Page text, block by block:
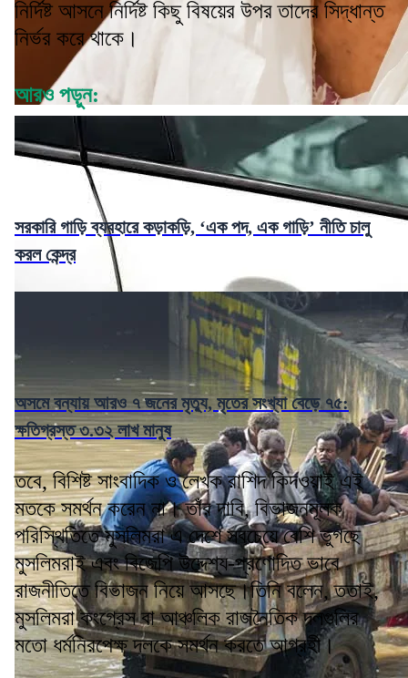
নির্দিষ্ট আসনে নির্দিষ্ট কিছু বিষয়ের উপর তাদের সিদ্ধান্ত
নির্ভর করে থাকে।
আরও পড়ুন:
সরকারি গাড়ি ব্যবহারে কড়াকড়ি, ‘এক পদ, এক গাড়ি’ নীতি চালু
করল কেন্দ্র
অসমে বন্যায় আরও ৭ জনের মৃত্যু, মৃতের সংখ্যা বেড়ে ৭৫:
ক্ষতিগ্রস্ত ৩.৩২ লাখ মানুষ
তবে, বিশিষ্ট সাংবাদিক ও লেখক রাশিদ কিদওয়াই এই
মতকে সমর্থন করেন না। তাঁর দাবি, বিভাজনমূলক
পরিস্থিতিতে মুসলিমরা এ দেশে সবচেয়ে বেশি ভুগছে
মুসলিমরাই এবং বিজেপি উদ্দেশ্য-প্রণোদিত ভাবে
রাজনীতিতে বিভাজন নিয়ে আসছে।তিনি বলেন, ততাই,
মুসলিমরা কংগ্রেস বা আঞ্চলিক রাজনৈতিক দলগুলির
মতো ধর্মনিরপেক্ষ দলকে সমর্থন করতে আগ্রহী।